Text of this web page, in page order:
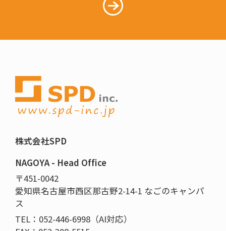
株式会社SPD
NAGOYA - Head Office
〒451-0042
愛知県名古屋市西区那古野2-14-1 なごのキャンパ
ス
TEL：052-446-6998（AI対応）